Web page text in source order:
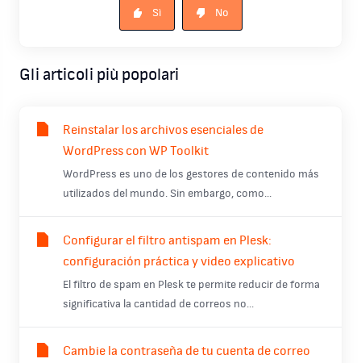
Sì No
Gli articoli più popolari
Reinstalar los archivos esenciales de
WordPress con WP Toolkit
WordPress es uno de los gestores de contenido más
utilizados del mundo. Sin embargo, como...
Configurar el filtro antispam en Plesk:
configuración práctica y video explicativo
El filtro de spam en Plesk te permite reducir de forma
significativa la cantidad de correos no...
Cambie la contraseña de tu cuenta de correo